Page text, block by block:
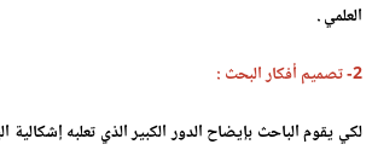
العلمي .
2- تصميم أفكار البحث :
لكي يقوم الباحث بإيضاح الدور الكبير الذي تعلبه